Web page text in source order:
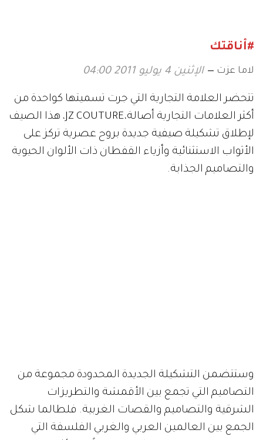
#أناقتك
لاما عزت الإثنين 4 يوليو 2011 04:00
تتحضر العلامة التجارية التي جرت تسميتها كواحدة من
أكثر العلامات التجارية أصالة،JZ COUTURE، هذا الصيف
لإطلاق تشكيلة صيفية جديدة بروح عصرية تركز على
الأثواب الاستثنائية وأزياء القفطان ذات الألوان الحيوية
والتصاميم الجذابة.
وستتضمن التشكيلة الجديدة المحدودة مجموعة من
التصاميم التي تجمع بين الأقمشة والتطريزات
الشرقية والتصاميم والقصات الغربية. فلطالما شكل
الجمع بين العالمين العربي والغربي الفلسفة التي